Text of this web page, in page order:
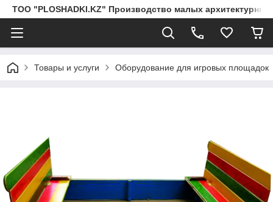
ТОО "PLOSHADKI.KZ" Производство малых
Товары и услуги Оборудование для игровых площадок